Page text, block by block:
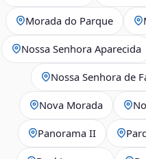
Morada do Parque
Nossa Senhora Aparecida
Nossa Senhora de
Nova Morada
Panorama II